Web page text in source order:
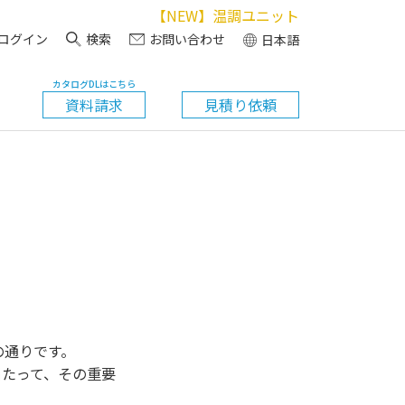
【NEW】温調ユニット
グイン 検索 お問い合わせ 日本語
資料請求
カタログDLはこちら
見積り依頼
りです。
って、その重要